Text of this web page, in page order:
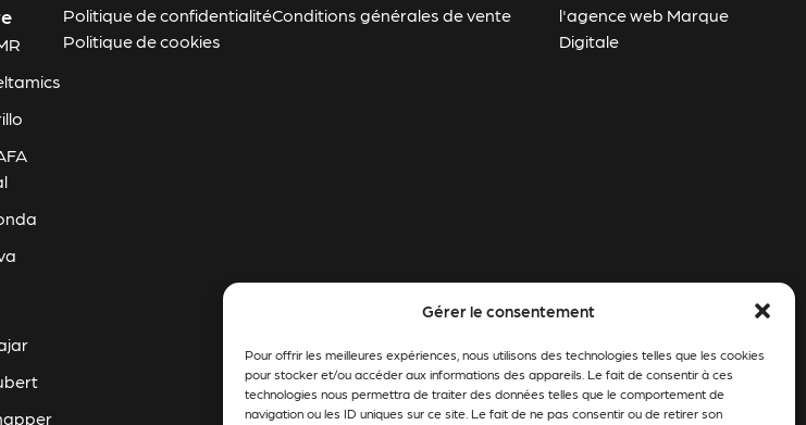
Gérer le consentement
Pour offrir les meilleures expériences, nous utilisons des technologies telles que les cookies
pour stocker et/ou accéder aux informations des appareils. Le fait de consentir à ces
technologies nous permettra de traiter des données telles que le comportement de
navigation ou les ID uniques sur ce site. Le fait de ne pas consentir ou de retirer son
Politique de confidentialitéConditions générales de vente
Politique de cookies
l'agence web Marque
Digitale